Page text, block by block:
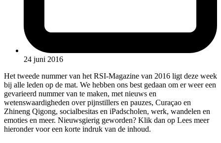
24 juni 2016
Het tweede nummer van het RSI-Magazine van 2016 ligt deze week
bij alle leden op de mat. We hebben ons best gedaan om er weer een
gevarieerd nummer van te maken, met nieuws en
wetenswaardigheden over pijnstillers en pauzes, Curaçao en
Zhineng Qigong, socialbesitas en iPadscholen, werk, wandelen en
emoties en meer. Nieuwsgierig geworden? Klik dan op Lees meer
hieronder voor een korte indruk van de inhoud.